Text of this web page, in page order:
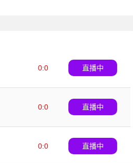
0:0
直播中
0:0
直播中
0:0
直播中